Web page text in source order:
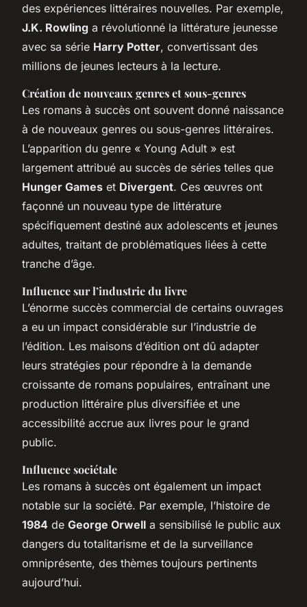
des expériences littéraires nouvelles. Par exemple,
J.K. Rowling a révolutionné la littérature jeunesse
avec sa série Harry Potter, convertissant des
millions de jeunes lecteurs à la lecture.
Création de nouveaux genres et sous-genres
Les romans à succès ont souvent donné naissance
à de nouveaux genres ou sous-genres littéraires.
L’apparition du genre « Young Adult » est
largement attribué au succès de séries telles que
Hunger Games et Divergent. Ces œuvres ont
façonné un nouveau type de littérature
spécifiquement destiné aux adolescents et jeunes
adultes, traitant de problématiques liées à cette
tranche d’âge.
Influence sur l’industrie du livre
L’énorme succès commercial de certains ouvrages
a eu un impact considérable sur l’industrie de
l’édition. Les maisons d’édition ont dû adapter
leurs stratégies pour répondre à la demande
croissante de romans populaires, entraînant une
production littéraire plus diversifiée et une
accessibilité accrue aux livres pour le grand
public.
Influence sociétale
Les romans à succès ont également un impact
notable sur la société. Par exemple, l’histoire de
1984 de George Orwell a sensibilisé le public aux
dangers du totalitarisme et de la surveillance
omniprésente, des thèmes toujours pertinents
aujourd’hui.